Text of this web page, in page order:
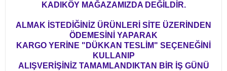
KADIKÖY MAĞAZAMIZDA DEĞİLDİR.
ALMAK İSTEDİĞİNİZ ÜRÜNLERİ SİTE ÜZERİNDEN
ÖDEMESİNİ YAPARAK
KARGO YERİNE "DÜKKAN TESLİM" SEÇENEĞİNİ
KULLANIP
ALIŞVERİŞİNİZ TAMAMLANDIKTAN BİR İŞ GÜNÜ